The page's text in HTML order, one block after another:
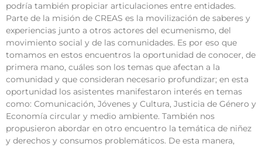
podría también propiciar articulaciones entre entidades.
Parte de la misión de CREAS es la movilización de saberes y
experiencias junto a otros actores del ecumenismo, del
movimiento social y de las comunidades. Es por eso que
tomamos en estos encuentros la oportunidad de conocer, de
primera mano, cuáles son los temas que afectan a la
comunidad y que consideran necesario profundizar; en esta
oportunidad los asistentes manifestaron interés en temas
como: Comunicación, Jóvenes y Cultura, Justicia de Género y
Economía circular y medio ambiente. También nos
propusieron abordar en otro encuentro la temática de niñez
y derechos y consumos problemáticos. De esta manera,